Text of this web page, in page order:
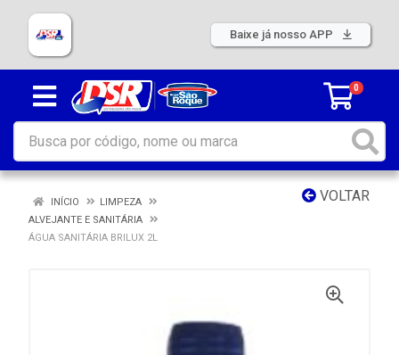
Baixe já nosso APP
0
VOLTAR
INÍCIO
LIMPEZA
ALVEJANTE E SANITÁRIA
ÁGUA SANITÁRIA BRILUX 2L